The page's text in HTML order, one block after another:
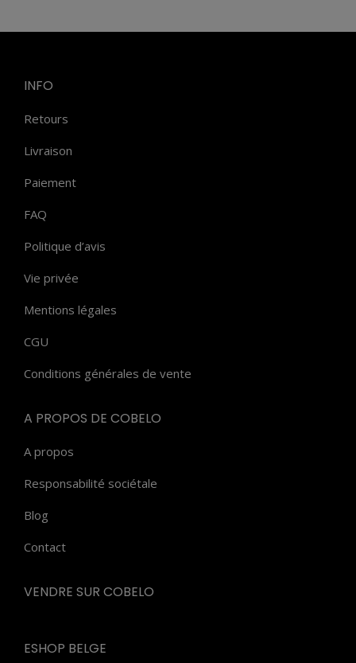
INFO
Retours
Livraison
Paiement
FAQ
Politique d’avis
Vie privée
Mentions légales
CGU
Conditions générales de vente
A PROPOS DE COBELO
A propos
Responsabilité sociétale
Blog
Contact
VENDRE SUR COBELO
ESHOP BELGE